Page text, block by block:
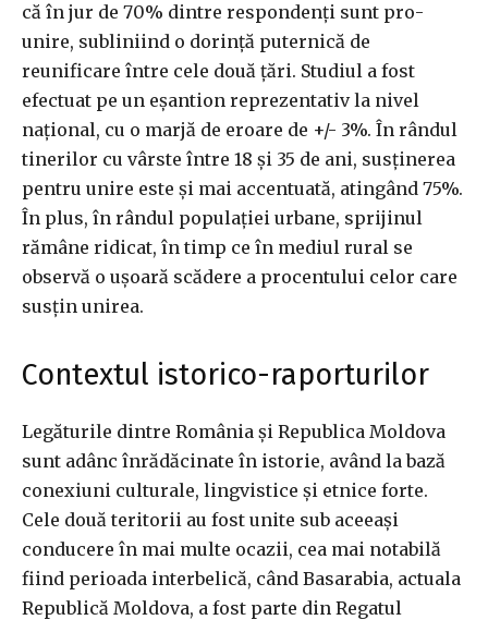
că în jur de 70% dintre respondenți sunt pro-
unire, subliniind o dorință puternică de
reunificare între cele două țări. Studiul a fost
efectuat pe un eșantion reprezentativ la nivel
național, cu o marjă de eroare de +/- 3%. În rândul
tinerilor cu vârste între 18 și 35 de ani, susținerea
pentru unire este și mai accentuată, atingând 75%.
În plus, în rândul populației urbane, sprijinul
rămâne ridicat, în timp ce în mediul rural se
observă o ușoară scădere a procentului celor care
susțin unirea.
Contextul istorico-raporturilor
Legăturile dintre România și Republica Moldova
sunt adânc înrădăcinate în istorie, având la bază
conexiuni culturale, lingvistice și etnice forte.
Cele două teritorii au fost unite sub aceeași
conducere în mai multe ocazii, cea mai notabilă
fiind perioada interbelică, când Basarabia, actuala
Republică Moldova, a fost parte din Regatul